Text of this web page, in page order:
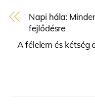
Napi hála:
fejlődésre
A félelem és kétség